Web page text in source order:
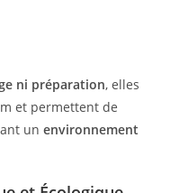
ni préparation, elles
et permettent de
unenvironnement